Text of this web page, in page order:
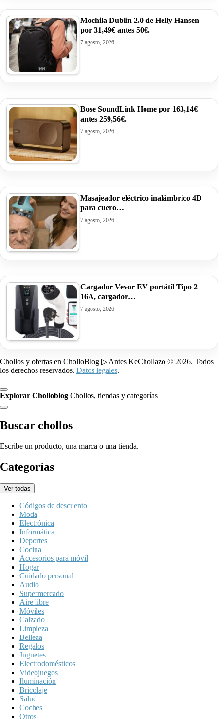
Mochila Dublin 2.0 de Helly Hansen
por 31,49€ antes 50€.
7 agosto, 2026
Bose SoundLink Home por 163,14€
antes 259,56€.
7 agosto, 2026
Masajeador eléctrico inalámbrico 4D
para cuero…
7 agosto, 2026
Cargador Vevor EV portátil Tipo 2
16A, cargador…
7 agosto, 2026
Chollos y ofertas en CholloBlog ▷ Antes KeChollazo © 2026. Todos
los derechos reservados. Datos legales.
Explorar Cholloblog Chollos, tiendas y categorías
Buscar chollos
Escribe un producto, una marca o una tienda.
Categorías
Ver todas
Códigos de descuento
Moda
Electrónica
Informática
Deportes
Cocina
Accesorios para móvil
Hogar
Cuidado personal
Audio
Supermercado
Aire libre
Móviles
Calzado
Limpieza
Belleza
Regalos
Juguetes
Electrodomésticos
Videojuegos
Iluminación
Bricolaje
Salud
Coches
Otros